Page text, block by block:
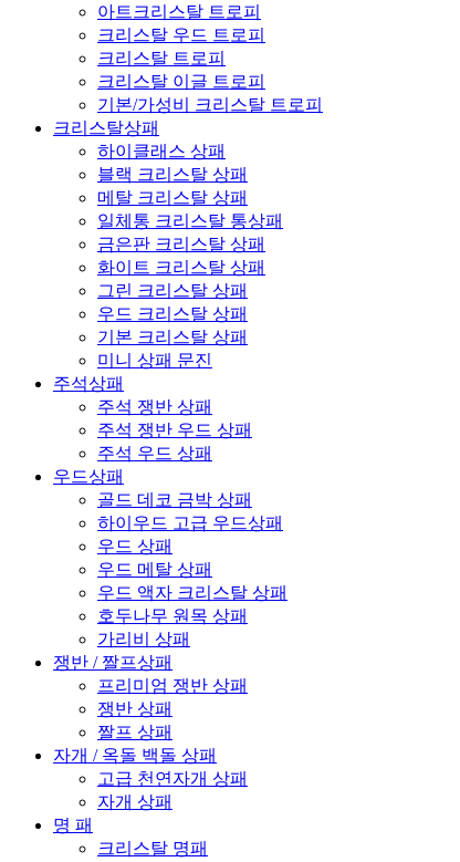
아트크리스탈 트로피
크리스탈 우드 트로피
크리스탈 트로피
크리스탈 이글 트로피
기본/가성비 크리스탈 트로피
크리스탈상패
하이클래스 상패
블랙 크리스탈 상패
메탈 크리스탈 상패
일체통 크리스탈 통상패
금은판 크리스탈 상패
화이트 크리스탈 상패
그린 크리스탈 상패
우드 크리스탈 상패
기본 크리스탈 상패
미니 상패 문진
주석상패
주석 쟁반 상패
주석 쟁반 우드 상패
주석 우드 상패
우드상패
골드 데코 금박 상패
하이우드 고급 우드상패
우드 상패
우드 메탈 상패
우드 액자 크리스탈 상패
호두나무 원목 상패
가리비 상패
쟁반 / 짤프상패
프리미엄 쟁반 상패
쟁반 상패
짤프 상패
자개 / 옥돌 백돌 상패
고급 천연자개 상패
자개 상패
명 패
크리스탈 명패